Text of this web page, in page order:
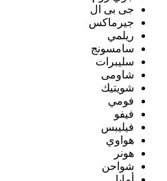
جى بى ال
جيرماكس
ريلمي
سامسونج
سليبرات
شاومى
شويتيك
فومي
فيفو
فيليبس
هواوي
هونر
شواحن